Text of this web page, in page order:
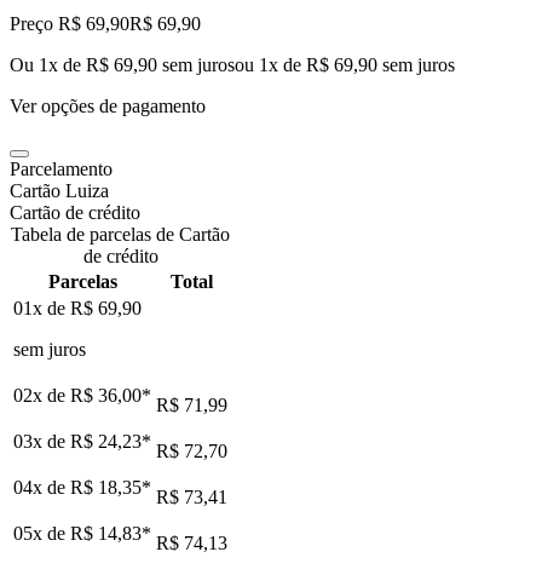
Preço R$ 69,90R$ 69,90
Ou 1x de R$ 69,90 sem jurosou 1x de R$ 69,90 sem juros
Ver opções de pagamento
Parcelamento
Cartão Luiza
Cartão de crédito
Tabela de parcelas de Cartão
de crédito
Parcelas
Total
01x de R$ 69,90
sem juros
02x de R$ 36,00* R$ 71,99
03x de R$ 24,23* R$ 72,70
04x de R$ 18,35* R$ 73,41
05x de R$ 14,83* R$ 74,13